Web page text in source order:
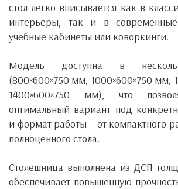
стол легко вписывается как в
интерьеры, так и в
учебные кабинеты или коворкинги.
Модель доступна в
(800×600×750 мм, 1000×600×750 мм,
1400×600×750 мм), что
оптимальный вариант под
и формат работы – от компактного
полноценного стола.
Столешница выполнена из ДСП
обеспечивает повышенную